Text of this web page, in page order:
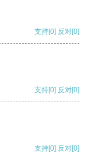
支持[0] 反对[0]
支持[0] 反对[0]
支持[0] 反对[0]